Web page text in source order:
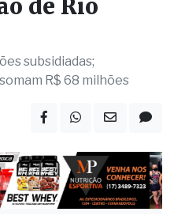
subsidiadas;
R$ 68 milhões